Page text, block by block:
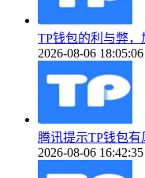
TP钱包的利与弊
2026-08-06 18:05:06
腾讯提示TP钱包
2026-08-06 16:42:35